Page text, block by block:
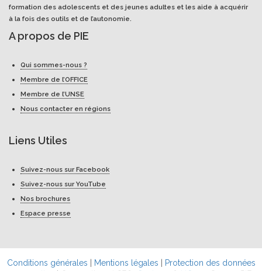
formation des adolescents et des jeunes adultes et les aide à acquérir
à la fois des outils et de l’autonomie.
A propos de PIE
Qui sommes-nous ?
Membre de l’OFFICE
Membre de l’UNSE
Nous contacter en régions
Liens Utiles
Suivez-nous sur Facebook
Suivez-nous sur YouTube
Nos brochures
Espace presse
Conditions générales Mentions légales
Protection des données